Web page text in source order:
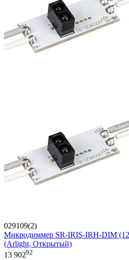
029109(2)
Микродиммер SR-IRIS-IRH-DIM
(Arlight, Открытый)
13 90292